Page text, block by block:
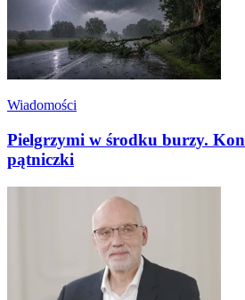
Wiadomości
Pielgrzymi w środku burzy.
pątniczki